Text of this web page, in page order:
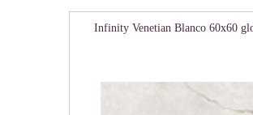
Infinity Venetian Blanco 60х60